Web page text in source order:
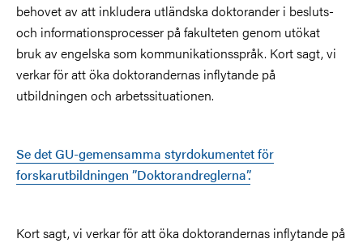
behovet av att inkludera utländska doktorander i besluts-
och informationsprocesser på fakulteten genom utökat
bruk av engelska som kommunikationsspråk. Kort sagt, vi
verkar för att öka doktorandernas inflytande på
utbildningen och arbetssituationen.
Se det GU-gemensamma styrdokumentet för
forskarutbildningen ”Doktorandreglerna”.
Kort sagt, vi verkar för att öka doktorandernas inflytande på